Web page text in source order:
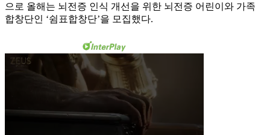
으로 올해는 뇌전증 인식 개선을 위한 뇌전증 어린이와 가족
합창단인 ‘쉼표합창단’을 모집했다.